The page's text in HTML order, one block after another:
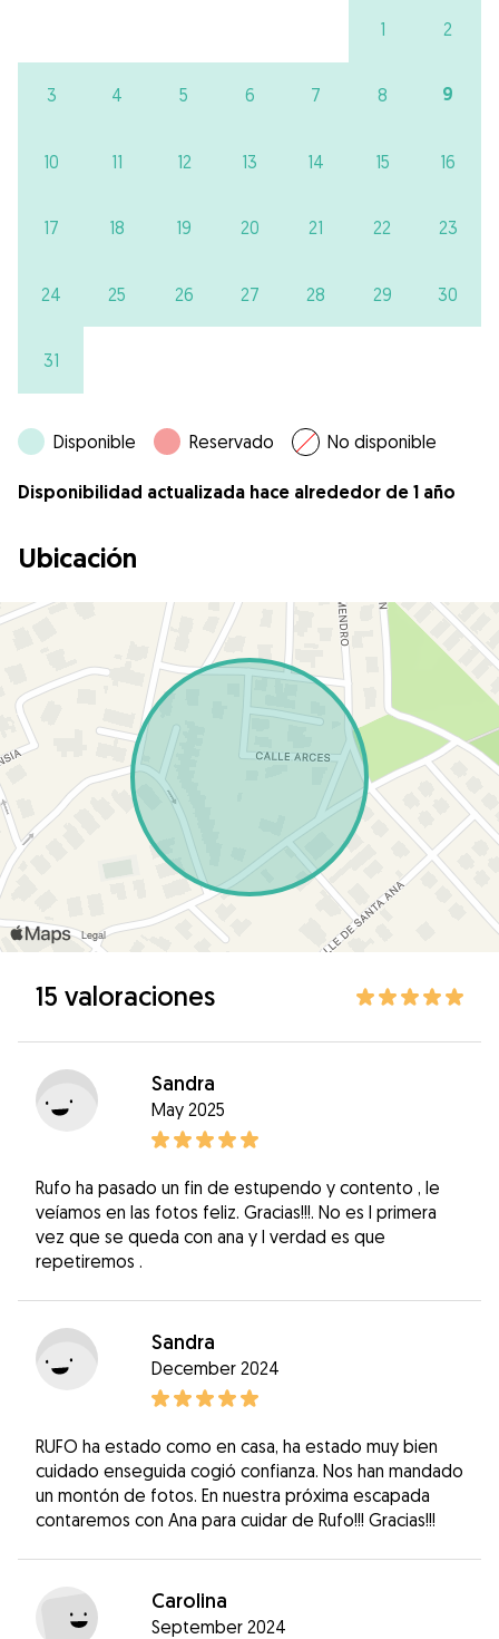
1 2
3 4 5 6 7 8 9
10 11 12 13 14 15 16
17 18 19 20 21 22 23
24 25 26 27 28 29 30
31
Disponible Reservado No disponible
Disponibilidad actualizada hace alrededor de 1 año
Ubicación
15 valoraciones
Sandra
May 2025
Rufo ha pasado un fin de estupendo y contento , le
veíamos en las fotos feliz. Gracias!!!. No es l primera
vez que se queda con ana y l verdad es que
repetiremos .
Sandra
December 2024
RUFO ha estado como en casa, ha estado muy bien
cuidado enseguida cogió confianza. Nos han mandado
un montón de fotos. En nuestra próxima escapada
contaremos con Ana para cuidar de Rufo!!! Gracias!!!
Carolina
September 2024